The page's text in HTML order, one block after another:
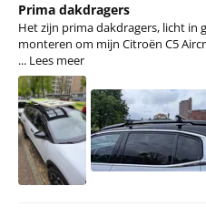
Prima dakdragers
Het zijn prima dakdragers, licht in
monteren om mijn Citroën C5
... Lees meer